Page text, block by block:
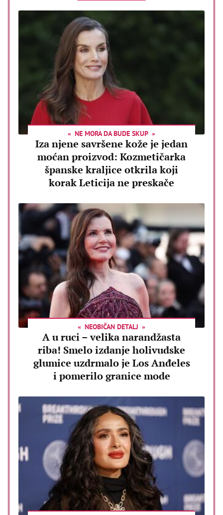
NE MORA DA BUDE SKUP
Iza njene savršene kože je jedan
moćan proizvod: Kozmetičarka
španske kraljice otkrila koji
korak Leticija ne preskače
NEOBIČAN DETALJ
A u ruci – velika narandžasta
riba! Smelo izdanje holivudske
glumice uzdrmalo je Los Anđeles
i pomerilo granice mode